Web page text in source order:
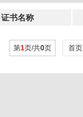
证书名称
第1页/共0页 首页